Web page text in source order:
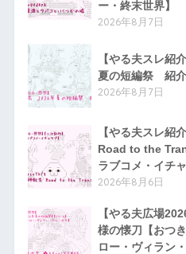
ー・終末世界】
2026年8月7日
【やる夫スレ紹
夏の短編祭 紹
2026年8月7日
【やる夫スレ紹
Road to the
ラブコメ・イチャ
2026年8月6日
【やる夫広場
様の懐刀【おつ
ロー・ヴィラン